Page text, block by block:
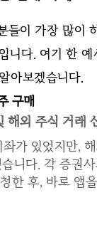
들이 가장 많이
니다. 여기 한 예
아보겠습니다.
구매
해외 주식 거래
가 있었지만,
니다. 각 증권
한 후, 바로 앱